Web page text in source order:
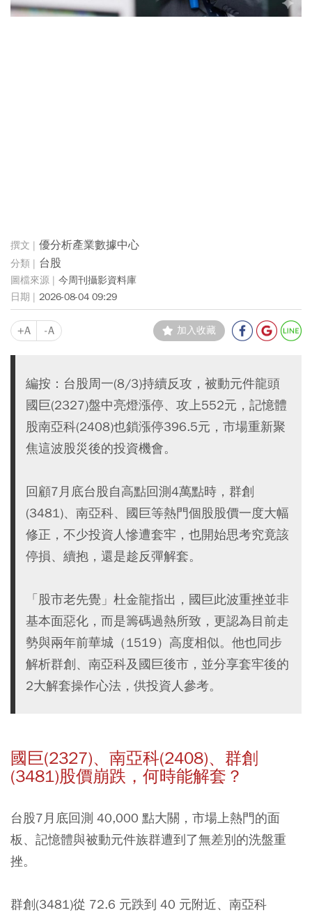
優分析產業數據中心
台股
今周刊攝影資料庫
2026-08-04 09:29
+A -A 加入收藏
編按：台股周一(8/3)持續反攻，被動元件龍頭
國巨(2327)盤中亮燈漲停、攻上552元，記憶體
股南亞科(2408)也鎖漲停396.5元，市場重新聚
焦這波股災後的投資機會。
回顧7月底台股自高點回測4萬點時，群創
(3481)、南亞科、國巨等熱門個股股價一度大幅
修正，不少投資人慘遭套牢，也開始思考究竟該
停損、續抱，還是趁反彈解套。
「股市老先覺」杜金龍指出，國巨此波重挫並非
基本面惡化，而是籌碼過熱所致，更認為目前走
勢與兩年前華城（1519）高度相似。他也同步
解析群創、南亞科及國巨後市，並分享套牢後的
2大解套操作心法，供投資人參考。
國巨(2327)、南亞科(2408)、群創
(3481)股價崩跌，何時能解套？
台股7月底回測 40,000 點大關，市場上熱門的面
板、記憶體與被動元件族群遭到了無差別的洗盤重
挫。
群創(3481)從 72.6 元跌到 40 元附近、南亞科